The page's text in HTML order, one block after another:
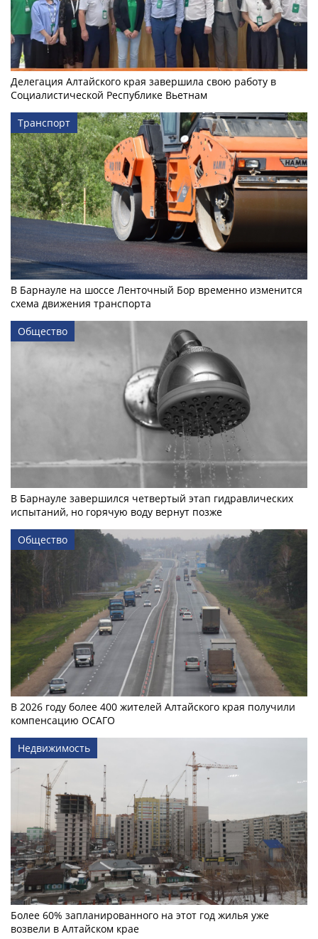
Делегация Алтайского края завершила свою работу в
Социалистической Республике Вьетнам
Транспорт
В Барнауле на шоссе Ленточный Бор временно изменится
схема движения транспорта
Общество
В Барнауле завершился четвертый этап гидравлических
испытаний, но горячую воду вернут позже
Общество
В 2026 году более 400 жителей Алтайского края получили
компенсацию ОСАГО
Недвижимость
Более 60% запланированного на этот год жилья уже
возвели в Алтайском крае